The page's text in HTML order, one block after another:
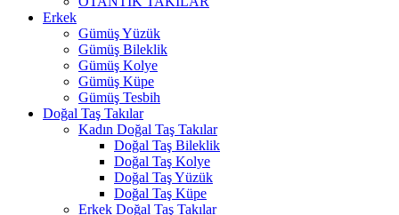
Erkek
Gümüş Yüzük
Gümüş Bileklik
Gümüş Kolye
Gümüş Küpe
Gümüş Tesbih
Doğal Taş Takılar
Kadın Doğal Taş Takılar
Doğal Taş Bileklik
Doğal Taş Kolye
Doğal Taş Yüzük
Doğal Taş Küpe
Erkek Doğal Taş Takılar